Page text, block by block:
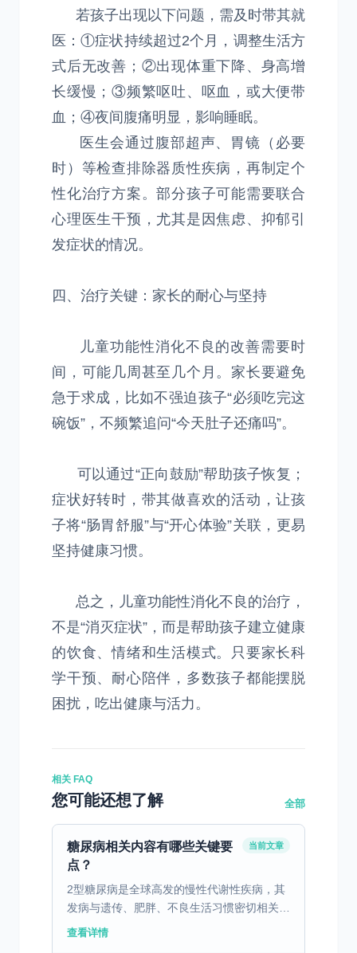
若孩子出现以下问题，需及时带其就
医：①症状持续超过2个月，调整生活方
式后无改善；②出现体重下降、身高增
长缓慢；③频繁呕吐、呕血，或大便带
血；④夜间腹痛明显，影响睡眠。
医生会通过腹部超声、胃镜（必要
时）等检查排除器质性疾病，再制定个
性化治疗方案。部分孩子可能需要联合
心理医生干预，尤其是因焦虑、抑郁引
发症状的情况。
四、治疗关键：家长的耐心与坚持
儿童功能性消化不良的改善需要时
间，可能几周甚至几个月。家长要避免
急于求成，比如不强迫孩子“必须吃完这
碗饭”，不频繁追问“今天肚子还痛吗”。
可以通过“正向鼓励”帮助孩子恢复；
症状好转时，带其做喜欢的活动，让孩
子将“肠胃舒服”与“开心体验”关联，更易
坚持健康习惯。
总之，儿童功能性消化不良的治疗，
不是“消灭症状”，而是帮助孩子建立健康
的饮食、情绪和生活模式。只要家长科
学干预、耐心陪伴，多数孩子都能摆脱
困扰，吃出健康与活力。
相关 FAQ
您可能还想了解 全部
糖尿病相关内容有哪些关键要
点？
当前文章
2型糖尿病是全球高发的慢性代谢性疾病，其
发病与遗传、肥胖、不良生活习惯密切相关，
患病后需长期控糖管理，还可能诱发心脑血管
查看详情